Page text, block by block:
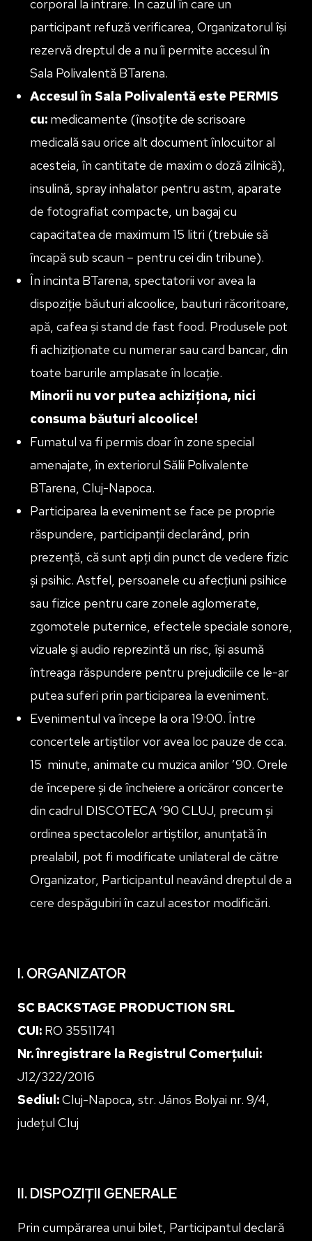
corporal la intrare. În cazul în care un
participant refuză verificarea, Organizatorul își
rezervă dreptul de a nu îi permite accesul în
Sala Polivalentă BTarena.
Accesul în Sala Polivalentă este PERMIS
cu: medicamente (însoțite de scrisoare
medicală sau orice alt document înlocuitor al
acesteia, în cantitate de maxim o doză zilnică),
insulină, spray inhalator pentru astm, aparate
de fotografiat compacte, un bagaj cu
capacitatea de maximum 15 litri (trebuie să
încapă sub scaun – pentru cei din tribune).
În incinta BTarena, spectatorii vor avea la
dispoziție băuturi alcoolice, bauturi răcoritoare,
apă, cafea și stand de fast food. Produsele pot
fi achiziționate cu numerar sau card bancar, din
toate barurile amplasate în locație.
Minorii nu vor putea achiziționa, nici
consuma băuturi alcoolice!
Fumatul va fi permis doar în zone special
amenajate, în exteriorul Sălii Polivalente
BTarena, Cluj-Napoca.
Participarea la eveniment se face pe proprie
răspundere, participanții declarând, prin
prezență, că sunt apți din punct de vedere fizic
și psihic. Astfel, persoanele cu afecțiuni psihice
sau fizice pentru care zonele aglomerate,
zgomotele puternice, efectele speciale sonore,
vizuale şi audio reprezintă un risc, își asumă
întreaga răspundere pentru prejudiciile ce le-ar
putea suferi prin participarea la eveniment.
Evenimentul va începe la ora 19:00. Între
concertele artiștilor vor avea loc pauze de cca.
15 minute, animate cu muzica anilor ’90. Orele
de începere și de încheiere a oricăror concerte
din cadrul DISCOTECA ‘90 CLUJ, precum și
ordinea spectacolelor artiștilor, anunțată în
prealabil, pot fi modificate unilateral de către
Organizator, Participantul neavând dreptul de a
cere despăgubiri în cazul acestor modificări.
I. ORGANIZATOR
SC BACKSTAGE PRODUCTION SRL
CUI: RO 35511741
Nr. înregistrare la Registrul Comerțului:
J12/322/2016
Sediul:Cluj-Napoca, str. János Bolyai nr. 9/4,
județul Cluj
II. DISPOZIȚII GENERALE
Prin cumpărarea unui bilet, Participantul declară